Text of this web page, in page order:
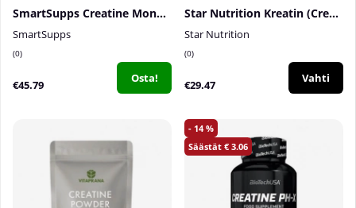
SmartSupps Creatine Monohydrate, 1000 g
SmartSupps
0
€45.79 Osta!
Star Nutrition Kreatin (Creapure®), 300 g
Star Nutrition
0
€29.47 Vahti
14
3.06